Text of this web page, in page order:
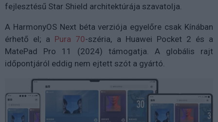
fejlesztésű Star Shield architektúrája szavatolja.
A HarmonyOS Next béta verziója egyelőre csak Kínában
érhető el; a Pura 70-széria, a Huawei Pocket 2 és a
MatePad Pro 11 (2024) támogatja. A globális rajt
időpontjáról eddig nem ejtett szót a gyártó.